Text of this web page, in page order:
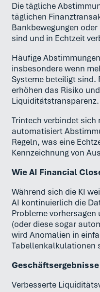
Die tägliche
täglichen
Bankbewegungen
sind und in Echtzeit
Häufige
insbesondere wenn
Systeme beteiligt sind.
erhöhen das Risiko
Liquiditätstransparenz.
Trintech verbindet
automatisiert
Regeln, was eine
Kennzeichnung von
Wie AI Financial
Während sich die KI
AI kontinuierlich die
Probleme
(oder diese sogar
wird Anomalien in
Tabellenkalkulationen
Geschäftsergebnisse
Verbesserte